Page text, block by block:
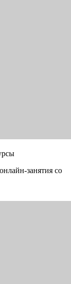
занятия со